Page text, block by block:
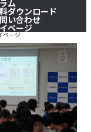
ム
ダウンロード
い合わせ
ページ
ページ